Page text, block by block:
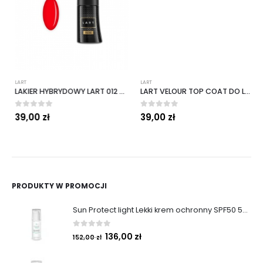
LART
LAKIER HYBRYDOWY LART 012 CHILLI 8 ML
0out of 5
39,00zł
LART
LART VELOUR TOP COAT DO LAKIERÓW HYBRYDOWYCH, 8 ML
0out of 5
39,00zł
PRODUKTY W PROMOCJI
Sun Protect light Lekki krem ochronny SPF50 50ml
out of 5
152,00zł 136,00 zł